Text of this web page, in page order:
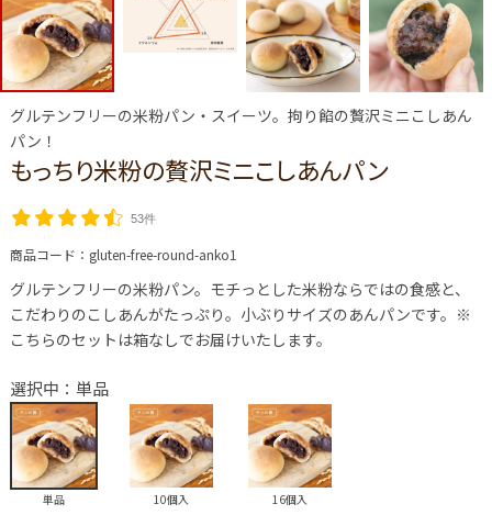
グルテンフリーの米粉パン・スイーツ。拘り餡の贅沢ミニこしあん
パン！
もっちり米粉の贅沢ミニこしあんパン
53件
商品コード： gluten-free-round-anko1
グルテンフリーの米粉パン。モチっとした米粉ならではの食感と、
こだわりのこしあんがたっぷり。小ぶりサイズのあんパンです。※
こちらのセットは箱なしでお届けいたします。
選択中：単品
単品 10個入 16個入